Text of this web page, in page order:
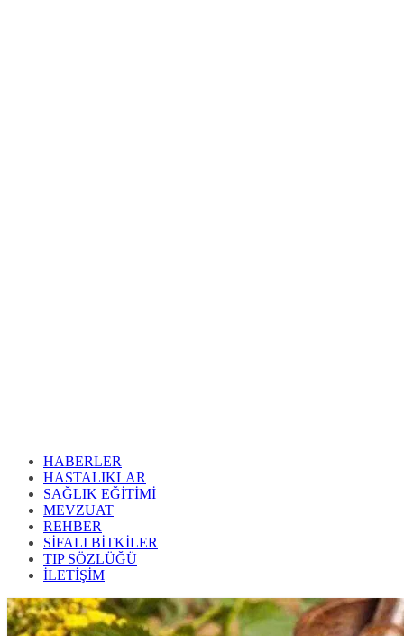
HABERLER
HASTALIKLAR
SAĞLIK EĞİTİMİ
MEVZUAT
REHBER
SİFALI BİTKİLER
TIP SÖZLÜĞÜ
İLETİŞİM